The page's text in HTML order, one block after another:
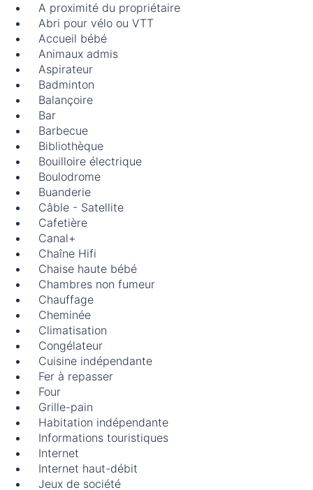
A proximité du propriétaire
Abri pour vélo ou VTT
Accueil bébé
Animaux admis
Aspirateur
Badminton
Balançoire
Bar
Barbecue
Bibliothèque
Bouilloire électrique
Boulodrome
Buanderie
Câble - Satellite
Cafetière
Canal+
Chaîne Hifi
Chaise haute bébé
Chambres non fumeur
Chauffage
Cheminée
Climatisation
Congélateur
Cuisine indépendante
Fer à repasser
Four
Grille-pain
Habitation indépendante
Informations touristiques
Internet
Internet haut-débit
Jeux de société